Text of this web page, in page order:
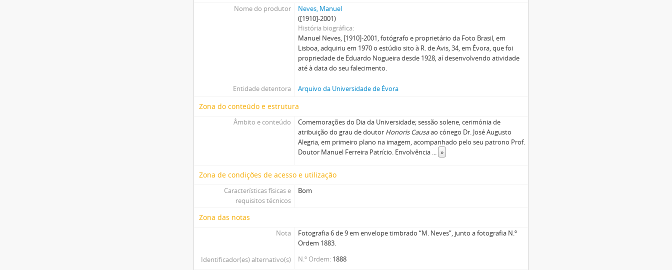
Nome do produtor
Neves, Manuel
([1910]-2001)
História biográfica
Manuel Neves, [1910]-2001, fotógrafo e proprietário da Foto Brasil, em
Lisboa, adquiriu em 1970 o estúdio sito à R. de Avis, 34, em Évora, que foi
propriedade de Eduardo Nogueira desde 1928, aí desenvolvendo atividade
até à data do seu falecimento.
Entidade detentora Arquivo da Universidade de Évora
Zona do conteúdo e estrutura
Âmbito e conteúdo
Comemorações do Dia da Universidade; sessão solene, cerimónia de
atribuição do grau de doutor Honoris Causaao cónego Dr. José Augusto
Alegria, em primeiro plano na imagem, acompanhado pelo seu patrono Prof.
Doutor Manuel Ferreira Patrício. Envolvência ... »
Zona de condições de acesso e utilização
Características físicas e
requisitos técnicos
Bom
Zona das notas
Nota
Fotografia 6 de 9 em envelope timbrado “M. Neves”, junto a fotografia N.º
Ordem 1883.
Identificador(es) alternativo(s)
N.º Ordem 1888